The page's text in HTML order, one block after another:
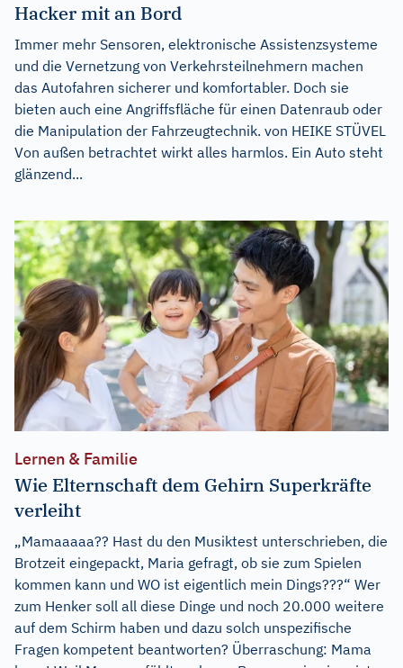
Hacker mit an Bord
Immer mehr Sensoren, elektronische Assistenzsysteme
und die Vernetzung von Verkehrsteilnehmern machen
das Autofahren sicherer und komfortabler. Doch sie
bieten auch eine Angriffsfläche für einen Datenraub oder
die Manipulation der Fahrzeugtechnik. von HEIKE STÜVEL
Von außen betrachtet wirkt alles harmlos. Ein Auto steht
glänzend...
Lernen & Familie
Wie Elternschaft dem Gehirn Superkräfte
verleiht
„Mamaaaaa?? Hast du den Musiktest unterschrieben, die
Brotzeit eingepackt, Maria gefragt, ob sie zum Spielen
kommen kann und WO ist eigentlich mein Dings???“ Wer
zum Henker soll all diese Dinge und noch 20.000 weitere
auf dem Schirm haben und dazu solch unspezifische
Fragen kompetent beantworten? Überraschung: Mama